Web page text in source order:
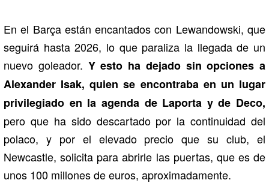
En el Barça están encantados con Lewandowski, que
seguirá hasta 2026, lo que paraliza la llegada de un
nuevo goleador. Y esto ha dejado sin opciones a
Alexander Isak, quien se encontraba en un lugar
privilegiado en la agenda de Laporta y de Deco,
pero que ha sido descartado por la continuidad del
polaco, y por el elevado precio que su club, el
Newcastle, solicita para abrirle las puertas, que es de
unos 100 millones de euros, aproximadamente.